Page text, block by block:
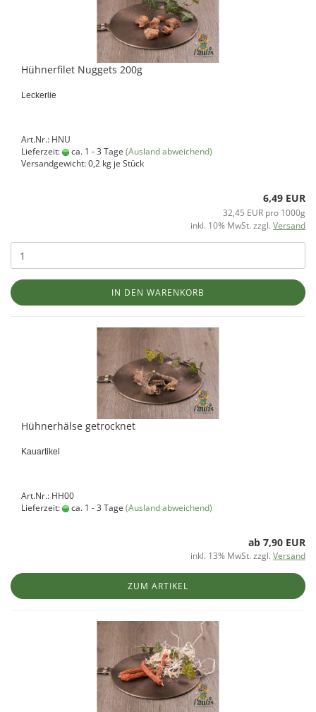
Hühnerfilet Nuggets 200g
Leckerlie
Art.Nr.: HNU
Lieferzeit:
ca. 1 - 3 Tage (Ausland abweichend)
Versandgewicht:0,2 kg je Stück
6,49 EUR
32,45 EUR pro 1000g
inkl. 10% MwSt. zzgl. Versand
IN DEN WARENKORB
Hühnerhälse getrocknet
Kauartikel
Art.Nr.: HH00
Lieferzeit:
ca. 1 - 3 Tage (Ausland abweichend)
ab 7,90 EUR
inkl. 13% MwSt. zzgl. Versand
ZUM ARTIKEL